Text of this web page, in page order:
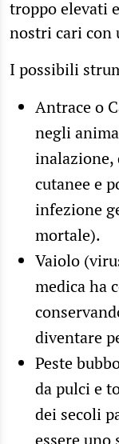
troppo elevati
nostri cari con
I possibili
Antrace o
negli
inalazione,
cutanee e
infezione
mortale).
Vaiolo
medica ha
diventare
Peste
da pulci e
dei secoli
essere